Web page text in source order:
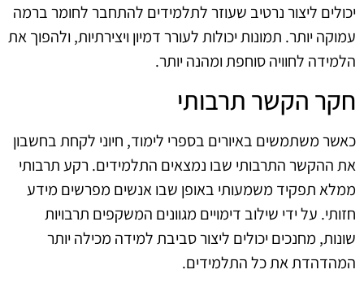
יכולים ליצור נרטיב שעוזר לתלמידים להתחבר לחומר ברמה
עמוקה יותר. תמונות יכולות לעורר דמיון ויצירתיות, ולהפוך את
הלמידה לחוויה סוחפת ומהנה יותר.
חקר הקשר תרבותי
כאשר משתמשים באיורים בספרי לימוד, חיוני לקחת בחשבון
את ההקשר התרבותי שבו נמצאים התלמידים. רקע תרבותי
ממלא תפקיד משמעותי באופן שבו אנשים מפרשים מידע
חזותי. על ידי שילוב דימויים מגוונים המשקפים תרבויות
שונות, מחנכים יכולים ליצור סביבת למידה מכילה יותר
המהדהדת את כל התלמידים.